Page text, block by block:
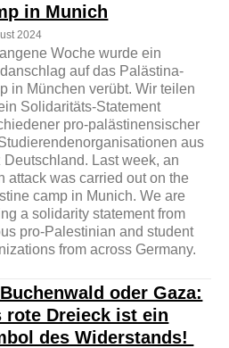
in Munich
2024
Woche wurde ein
auf das Palästina-
in München verübt. Wir teilen
Solidaritäts-Statement
pro-palästinensischer
aus
Last week, an
attack was carried out on the
camp in Munich. We are
a solidarity statement from
pro-Palestinian and student
from across Germany.
oder Gaza:
rote Dreieck ist ein
des Widerstands!